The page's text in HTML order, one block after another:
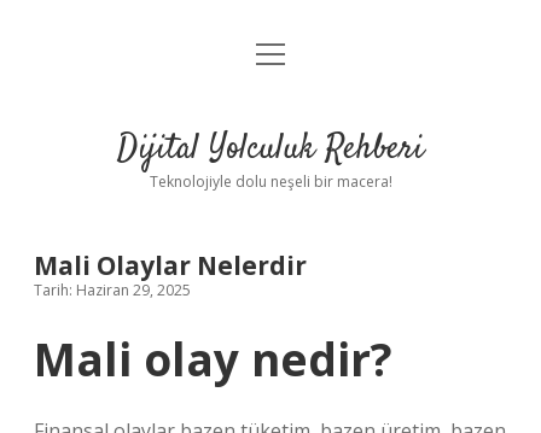
Anasayfa
Yasal Uyarı
menüyü
Dijital Yolculuk Rehberi
Teknolojiyle dolu neşeli bir macera!
Mali Olaylar Nelerdir
Tarih: Haziran 29, 2025
Mali olay nedir?